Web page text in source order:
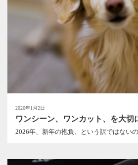
2026年1月2日
ワンシーン、ワンカット、を大切
2026年、新年の抱負、という訳ではない